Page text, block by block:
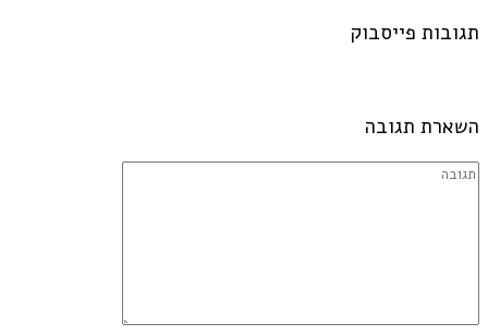
תגובות פייסבוק
השארת תגובה